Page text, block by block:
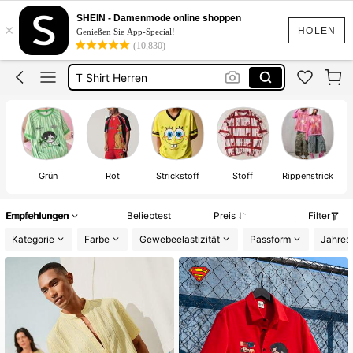
HOLEN
×
SHEIN - Damenmode online shoppen
Genießen Sie App-Special!
(10,830)
Badehose Herren
Herren Sommer Outfit
Kurze Hose Männer
T Shirt Herren
Badehose Herren
Grün Rot Strickstoff Stoff Rippenstrick
Empfehlungen Beliebtest Preis
Filter
Kategorie
Farbe Gewebeelastizität Passform